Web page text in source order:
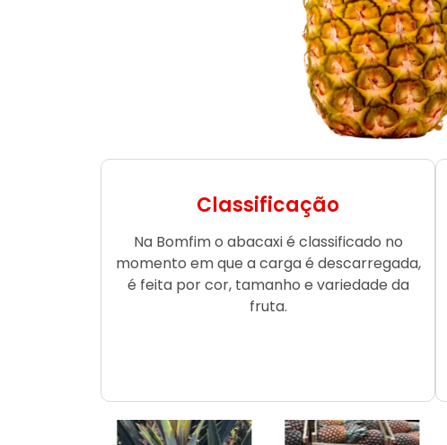
Classificação
Na Bomfim o abacaxi é classificado no
momento em que a carga é descarregada,
é feita por cor, tamanho e variedade da
fruta.